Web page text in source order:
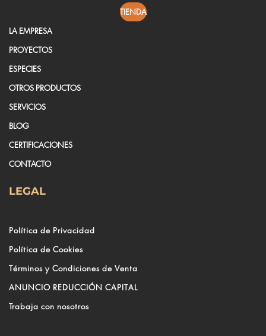
TIENDA
LA EMPRESA
PROYECTOS
ESPECIES
OTROS PRODUCTOS
SERVICIOS
BLOG
CERTIFICACIONES
CONTACTO
LEGAL
Política de Privacidad
Política de Cookies
Términos y Condiciones de Venta
ANUNCIO REDUCCIÓN CAPITAL
Trabaja con nosotros